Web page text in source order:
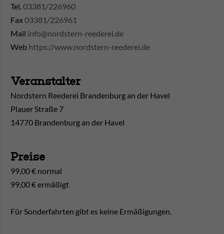
Tel.03381/226960
Fax03381/226961
Mail info@nordstern-reederei.de
Web https://www.nordstern-reederei.de
Veranstalter
Nordstern Reederei Brandenburg an der Havel
Plauer Straße 7
14770 Brandenburg an der Havel
Preise
99,00 € normal
99,00 € ermäßigt
Für Sonderfahrten gibt es keine Ermäßigungen.